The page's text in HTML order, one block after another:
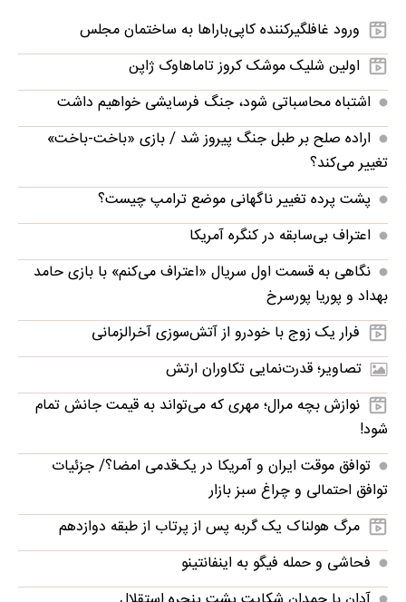
ورود غافلگیرکننده کاپی‌باراها به ساختمان مجلس
اولین شلیک موشک کروز تاماهاوک ژاپن
اشتباه محاسباتی شود، جنگ فرسایشی خواهیم داشت
اراده صلح بر طبل جنگ پیروز شد / بازی «باخت-باخت»
تغییر می‌کند؟
پشت پرده تغییر ناگهانی موضع ترامپ چیست؟
اعتراف بی‌سابقه در کنگره آمریکا
نگاهی به قسمت اول سریال «اعتراف می‌کنم» با بازی حامد
بهداد و پوریا پورسرخ
فرار یک زوج با خودرو از آتش‌سوزی آخرالزمانی
تصاویر؛ قدرت‌نمایی تکاوران ارتش
نوازش بچه مرال؛ مهری که می‌تواند به قیمت جانش تمام
شود!
توافق موقت ایران و آمریکا در یک‌قدمی امضا؟/ جزئیات
توافق احتمالی و چراغ سبز بازار
مرگ هولناک یک گربه پس از پرتاب از طبقه دوازدهم
فحاشی و حمله فیگو به اینفانتینو